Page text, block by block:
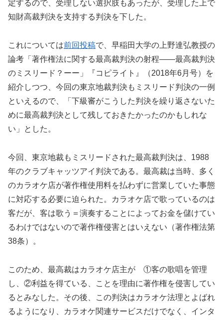
定するので、受理しない選択肢もあったが、受理した上で
知財高裁判決を支持する判決を下した。
これについては前回投稿で、早稲田大学の上野達弘教授の
論考「著作権法に関する最高裁判決の射程――最高裁判決
のミスリード？ーー」『コピライト』（2018年6月号）を
紹介しつつ、今回の東京地裁判決もミスリード判決の一例
といえるので、「下級審がこうした判決を繰り返さないた
めに最高裁判決として残しておきたかったのかもしれな
い」とした。
今回、東京地裁もミスリードされた最高裁判決は、1988
年のクラブキャッツアイ判決である。最高裁は当時、多く
のカラオケ店が著作権使用料を払わずに営業していた事態
に対応する必要に迫られた。カラオケ店で歌っているのは
客だが、客は歌う＝演奏することによってお金を儲けてい
るわけではないので著作権侵害とはいえない（著作権法第
38条）。
このため、最高裁はカラオケ店主が ①客の歌唱を管理
し、②利益を得ている、ことを理由に著作権を侵害してい
るとみなした。その後、この判決はカラオケ法理とよばれ
るようになり、カラオケ関連サービスだけでなく、インタ